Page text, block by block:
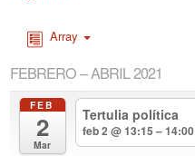
Array
FEBRERO – ABRIL 2021
FEB
2
Mar
Tertulia política
feb 2 @ 13:15 – 14:00